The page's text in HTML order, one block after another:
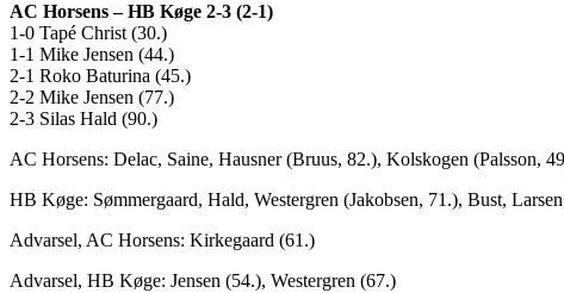
AC Horsens – HB Køge 2-3 (2-1)
1-0 Tapé Christ (30.)
1-1 Mike Jensen (44.)
2-1 Roko Baturina (45.)
2-2 Mike Jensen (77.)
2-3 Silas Hald (90.)
AC Horsens: Delac, Saine, Hausner (Bruus, 82.), Kolskogen (Palsson,
HB Køge: Sømmergaard, Hald, Westergren (Jakobsen, 71.), Bust,
Advarsel, AC Horsens: Kirkegaard (61.)
Advarsel, HB Køge: Jensen (54.), Westergren (67.)